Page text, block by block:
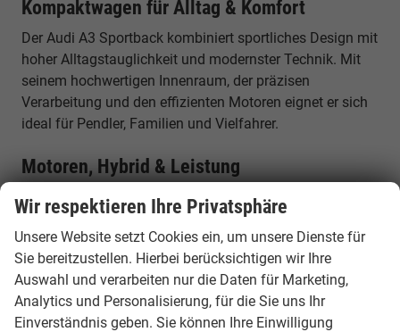
Kompaktwagen für Alltag & Komfort
Der Audi A3 Sportback kombiniert sportliches Design mit
hoher Alltagstauglichkeit und modernster Technik. Mit
seinem hochwertigen Innenraum, der präzisen
Verarbeitung und den effizienten Motoren eignet er sich
ideal für Pendler, Familien und Vielfahrer.
Motoren, Hybrid & Leistung
Der Audi A3 Sportback ist je nach Modell als Benziner,
Diesel, Mild-Hybrid oder Plug-in-Hybrid erhältlich. Die
Leistung reicht von etwa 116 PS bis zu 272 PS bei den
leistungsstarken Plug-in-Hybrid-Modellen. Zusätzlich
stehen sportliche S3- und RS3-Versionen mit deutlich
höherer Leistung zur Verfügung.
Wir respektieren Ihre Privatsphäre
Unsere Website setzt Cookies ein, um unsere Dienste für
Sie bereitzustellen. Hierbei berücksichtigen wir Ihre
Auswahl und verarbeiten nur die Daten für Marketing,
Analytics und Personalisierung, für die Sie uns Ihr
Einverständnis geben. Sie können Ihre Einwilligung